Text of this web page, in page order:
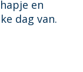
en
dag van.